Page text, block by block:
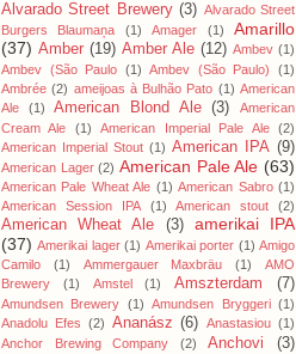
Alvarado Street Brewery (3) Alvarado Street
Burgers Blaumaņa
(1) Amager (1)
Amarillo
(37) Amber (19) Amber Ale (12) Ambev (1)
Ambev (São Paulo (1) Ambev (São Paulo)
(1)
Ambrée (2) ameijoas à Bulhão Pato (1) American
Ale
(1) American Blond Ale (3)
American
Cream Ale
(1) American Imperial Pale Ale
(2)
American Imperial Stout (1) American IPA (9)
American Lager (2) American Pale Ale (63)
American Pale Wheat Ale (1) American Sabro (1)
American Session IPA
(1) American stout (2)
American Wheat Ale (3)
amerikai IPA
(37) Amerikai lager (1) Amerikai porter (1) Amigo
Camilo
(1) Ammergauer Maxbräu (1)
AMO
Brewery
(1) Amstel (1) Amszterdam (7)
Amundsen Brewery (1) Amundsen Bryggeri (1)
Anadolu Efes (2) Ananász (6) Anastasiou (1)
Anchor Brewing Company
(2) Anchovi (3)